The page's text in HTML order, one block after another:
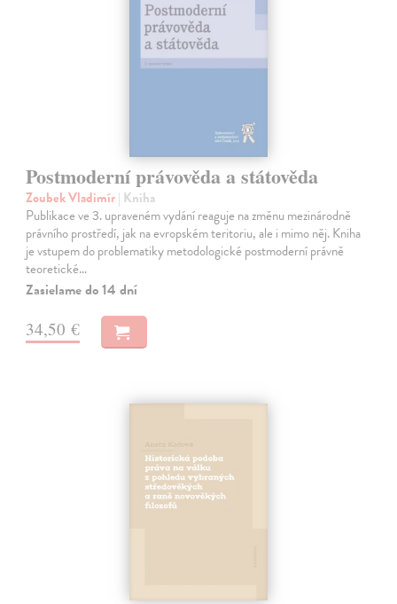
Postmoderní právověda a státověda
Zoubek Vladimír| Kniha
Publikace ve 3. upraveném vydání reaguje na změnu mezinárodně
právního prostředí, jak na evropském teritoriu, ale i mimo něj. Kniha
je vstupem do problematiky metodologické postmoderní právně
teoretické…
Zasielame do 14 dní
34,50 €